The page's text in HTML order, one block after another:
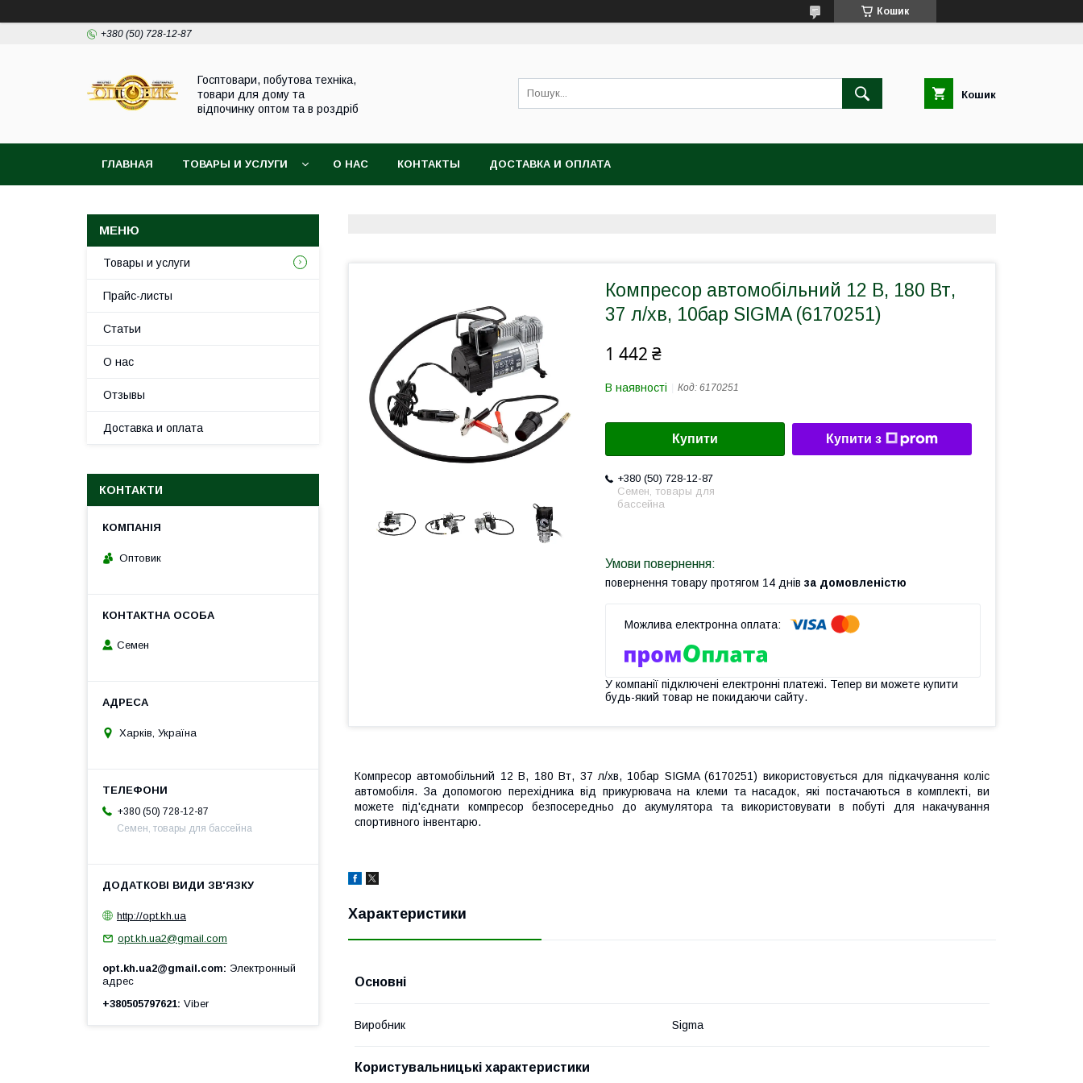
Кошик
+380 (50) 728-12-87
Госптовари, побутова техніка,
товари для дому та
відпочинку оптом та в роздріб
Кошик
ГЛАВНАЯ ТОВАРЫ И УСЛУГИ О НАС КОНТАКТЫ ДОСТАВКА И ОПЛАТА
Компресор автомобільний 12 В, 180 Вт,
37 л/хв, 10бар SIGMA (6170251)
1 442 ₴
В наявності Код: 6170251
Купити Купити з
+380 (50) 728-12-87
Семен, товары для
бассейна
повернення товару протягом 14 днів за домовленістю
У компанії підключені електронні платежі. Тепер ви можете купити
будь-який товар не покидаючи сайту.
Компресор автомобільний 12 В, 180 Вт, 37 л/хв, 10бар SIGMA (6170251) використовується для підкачування коліс
автомобіля. За допомогою перехідника від прикурювача на клеми та насадок, які постачаються в комплекті, ви
можете під'єднати компресор безпосередньо до акумулятора та використовувати в побуті для накачування
спортивного інвентарю.
Характеристики
Основні
Виробник Sigma
Користувальницькі характеристики
Товары и услуги
Прайс-листы
Статьи
О нас
Отзывы
Доставка и оплата
КОНТАКТИ
Оптовик
Семен
Харків, Україна
+380 (50) 728-12-87
Семен, товары для бассейна
http://opt.kh.ua
opt.kh.ua2@gmail.com
opt.kh.ua2@gmail.com
Электронный
адрес
+380505797621 Viber